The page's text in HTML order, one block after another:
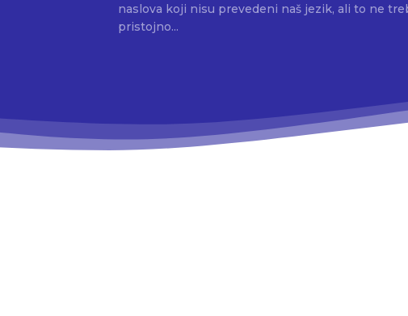
naslova koji nisu prevedeni naš jezik, ali to ne
pristojno...